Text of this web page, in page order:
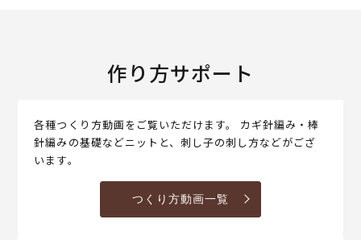
作り方サポート
各種つくり方動画をご覧いただけます。 カギ針編み・棒
針編みの基礎などニットと、刺し子の刺し方などがござ
います。
つくり方動画一覧